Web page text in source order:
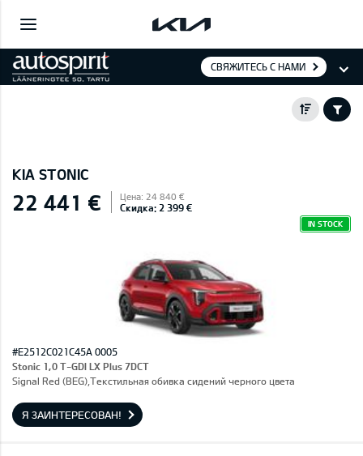
СВЯЖИТЕСЬ С НАМИ
KIA STONIC
22 441 € Цена: 24 840 €
Скидка: 2 399 €
IN STOCK
#E2512C021C45A 0005
Stonic 1,0 T-GDI LX Plus 7DCT
Signal Red (BEG),Текстильная обивка сидений черного цвета
Я ЗАИНТЕРЕСОВАН!